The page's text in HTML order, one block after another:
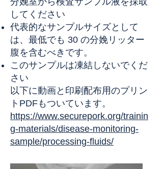
してください
代表的なサンプルサイズとして
は、最低でも 30 の分娩リッター
腹を含むべきです。
このサンプルは凍結しないでくだ
さい
以下に動画と印刷配布用のプリン
トPDFもついています。
https://www.securepork.org/trainin
g-materials/disease-monitoring-
sample/processing-fluids/